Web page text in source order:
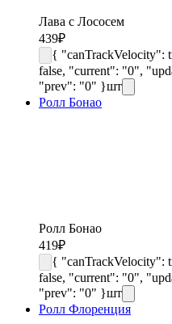
Лава с Лососем
439₽
{ "canTrackVelocity":
false, "current": "0",
"prev": "0" }шт
Ролл Бонао
Ролл Бонао
419₽
{ "canTrackVelocity":
false, "current": "0",
"prev": "0" }шт
Ролл Флоренция